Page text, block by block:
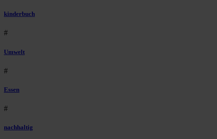
kinderbuch
#
Umwelt
#
Essen
#
nachhaltig